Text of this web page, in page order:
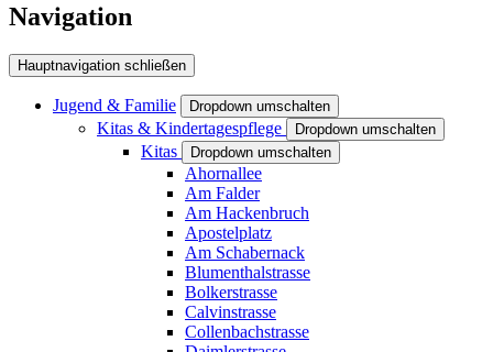
Navigation
Hauptnavigation schließen
Jugend & Familie Dropdown umschalten
Kitas & Kindertagespflege Dropdown umschalten
Kitas Dropdown umschalten
Ahornallee
Am Falder
Am Hackenbruch
Apostelplatz
Am Schabernack
Blumenthalstrasse
Bolkerstrasse
Calvinstrasse
Collenbachstrasse